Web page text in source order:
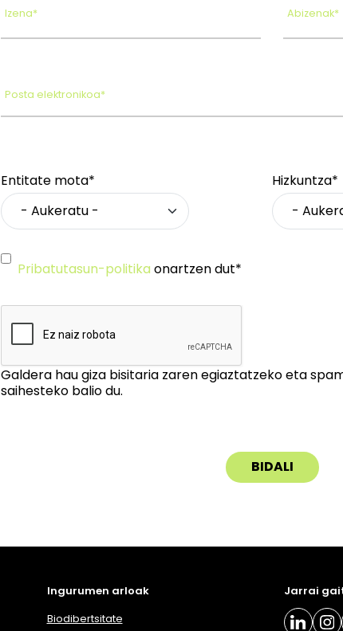
Izena* Abizenak*
Posta elektronikoa*
Entitate mota* Hizkuntza*
Pribatutasun-politika onartzen dut*
Galdera hau giza bisitaria zaren egiaztatzeko eta
saihesteko balio du.
Ingurumen arloak
Biodibertsitate
Jarrai